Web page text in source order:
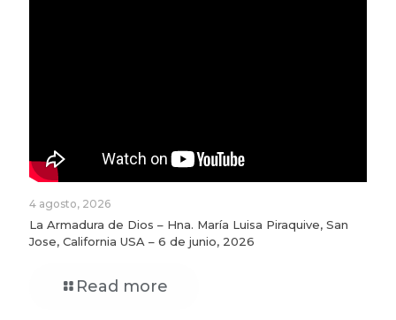
4 agosto, 2026
La Armadura de Dios – Hna. María Luisa Piraquive, San
Jose, California USA – 6 de junio, 2026
Read more